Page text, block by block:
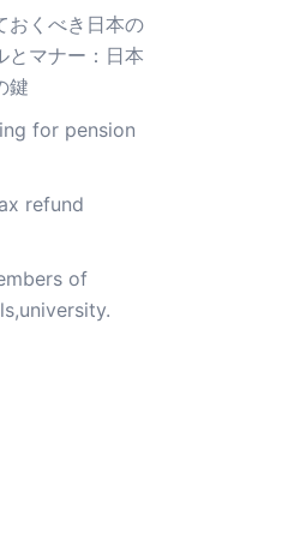
おくべき日本の
とマナー：日本
鍵
for pension
refund
of